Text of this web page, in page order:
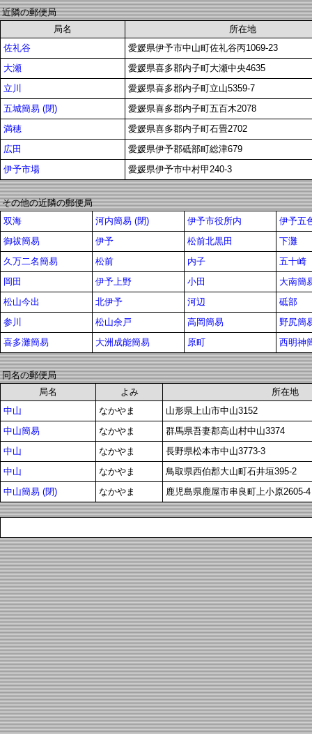
近隣の郵便局
局名
所在地
佐礼谷
愛媛県伊予市中山町佐礼谷丙1069-23
大瀬
愛媛県喜多郡内子町大瀬中央4635
立川
愛媛県喜多郡内子町立山5359-7
五城簡易 (閉)
愛媛県喜多郡内子町五百木2078
満穂
愛媛県喜多郡内子町石畳2702
広田
愛媛県伊予郡砥部町総津679
伊予市場
愛媛県伊予市中村甲240-3
その他の近隣の郵便局
双海
河内簡易 (閉) 伊予市役所内
伊予五
御祓簡易
伊予 松前北黒田
下灘
久万二名簡易
松前 内子
五十崎
岡田
伊予上野 小田
大南簡
松山今出
北伊予 河辺
砥部
参川
松山余戸 高岡簡易
野尻簡
喜多灘簡易
大洲成能簡易 原町 西明神
同名の郵便局
局名
よみ
所在地
中山
なかやま
山形県上山市中山3152
中山簡易
なかやま
群馬県吾妻郡高山村中山3374
中山
なかやま
長野県松本市中山3773-3
中山
なかやま
鳥取県西伯郡大山町石井垣395-2
中山簡易 (閉)
なかやま 鹿児島県鹿屋市串良町上小原2605-4